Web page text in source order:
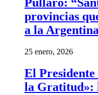
provincias
a la
25 enero, 2026
El
la Gratitud»: